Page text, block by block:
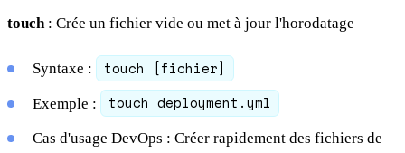
touch: Crée un fichier vide ou met à jour l'horodatage
Syntaxe : touch [fichier]
Exemple : touch deployment.yml
Cas d'usage DevOps : Créer rapidement des fichiers de